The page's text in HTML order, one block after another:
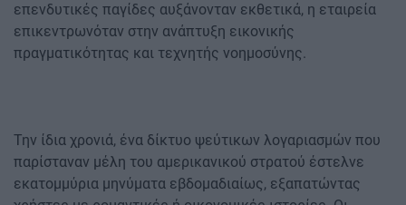
επενδυτικές παγίδες αυξάνονταν εκθετικά, η εταιρεία
επικεντρωνόταν στην ανάπτυξη εικονικής
πραγματικότητας και τεχνητής νοημοσύνης.
Την ίδια χρονιά, ένα δίκτυο ψεύτικων λογαριασμών που
παρίσταναν μέλη του αμερικανικού στρατού έστελνε
εκατομμύρια μηνύματα εβδομαδιαίως, εξαπατώντας